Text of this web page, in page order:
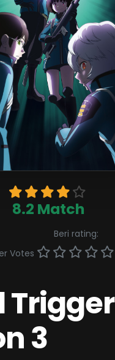
8.2 Match
Votes
Beri rating:
Trigger
3